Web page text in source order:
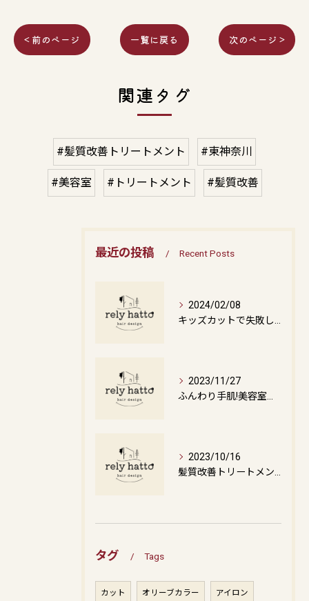
< 前のページ 一覧に戻る 次のページ >
関連タグ
#髪質改善トリートメント #東神奈川
#美容室 #トリートメント #髪質改善
最近の投稿 Recent Posts
2024/02/08
2023/11/27
2023/10/16
タグ Tags
カット オリーブカラー アイロン